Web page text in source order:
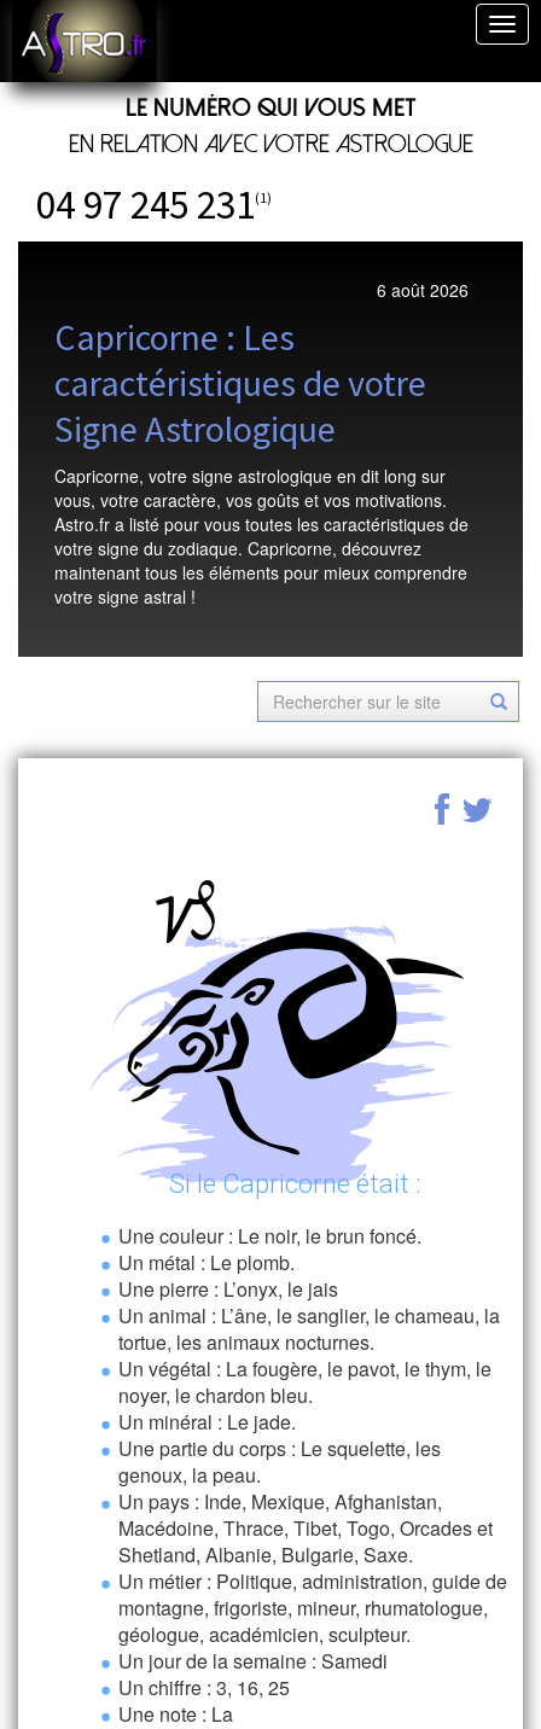
Le numéro qui vous met
en relation avec votre astrologue
04 97 245 231(1)
6 août 2026
Capricorne : Les
caractéristiques de votre
Signe Astrologique
Capricorne, votre signe astrologique en dit long sur
vous, votre caractère, vos goûts et vos motivations.
Astro.fr a listé pour vous toutes les caractéristiques de
votre signe du zodiaque. Capricorne, découvrez
maintenant tous les éléments pour mieux comprendre
votre signe astral !
Si le Capricorne était :
Une couleur : Le noir, le brun foncé.
Un métal : Le plomb.
Une pierre : L’onyx, le jais
Un animal : L’âne, le sanglier, le chameau, la
tortue, les animaux nocturnes.
Un végétal : La fougère, le pavot, le thym, le
noyer, le chardon bleu.
Un minéral : Le jade.
Une partie du corps : Le squelette, les
genoux, la peau.
Un pays : Inde, Mexique, Afghanistan,
Macédoine, Thrace, Tibet, Togo, Orcades et
Shetland, Albanie, Bulgarie, Saxe.
Un métier : Politique, administration, guide de
montagne, frigoriste, mineur, rhumatologue,
géologue, académicien, sculpteur.
Un jour de la semaine : Samedi
Un chiffre : 3, 16, 25
Une note : La